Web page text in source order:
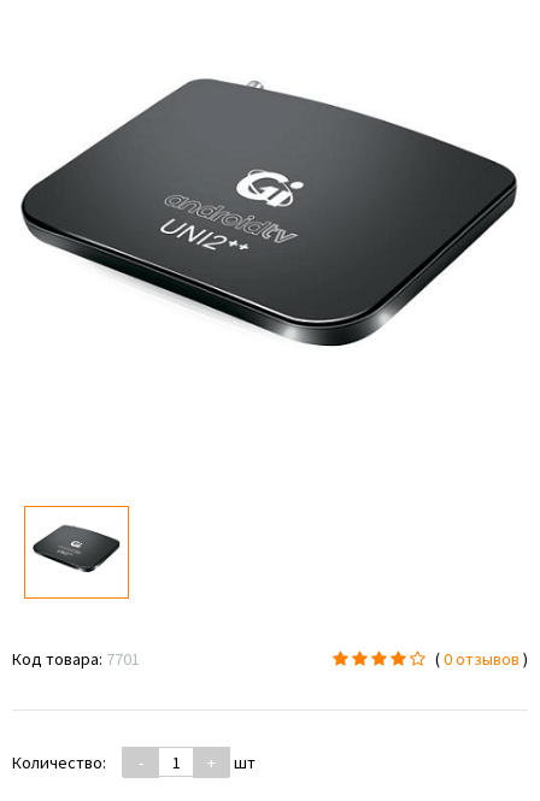
Код товара: 7701 (0 отзывов )
Количество: - + шт